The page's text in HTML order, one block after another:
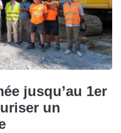
jusqu’au 1er
un